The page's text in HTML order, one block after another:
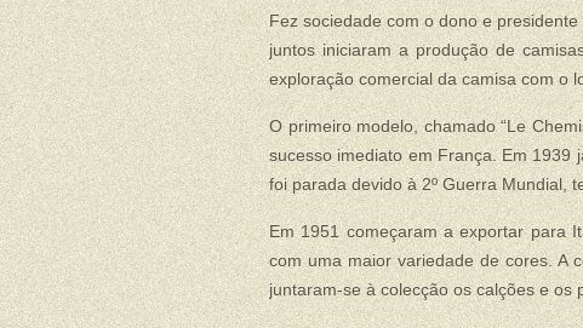
Fez sociedade com o dono e
juntos iniciaram a produção de
exploração comercial da camisa com o
O primeiro modelo, chamado “Le
sucesso imediato em França. Em 1939
foi parada devido à 2º Guerra Mundial,
Em 1951 começaram a exportar para
com uma maior variedade de cores. A
juntaram-se à colecção os calções e os